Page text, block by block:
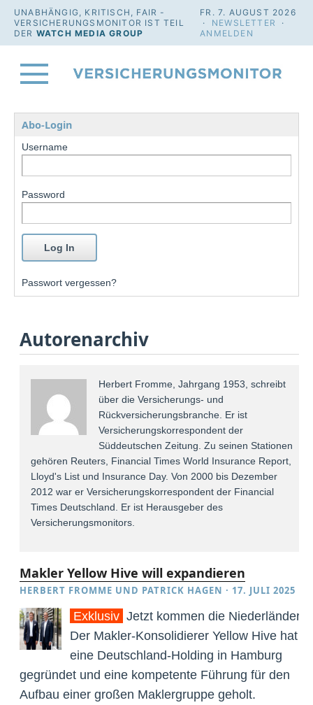
UNABHÄNGIG, KRITISCH, FAIR -
VERSICHERUNGSMONITOR IST TEIL
DER WATCH MEDIA GROUP
FR. 7. AUGUST 2026
· NEWSLETTER
·
ANMELDEN
Abo-Login
Username
Password
Passwort vergessen?
Autorenarchiv
Herbert Fromme, Jahrgang 1953, schreibt
über die Versicherungs- und
Rückversicherungsbranche. Er ist
Versicherungskorrespondent der
Süddeutschen Zeitung. Zu seinen Stationen
gehören Reuters, Financial Times World Insurance Report,
Lloyd's List und Insurance Day. Von 2000 bis Dezember
2012 war er Versicherungskorrespondent der Financial
Times Deutschland. Er ist Herausgeber des
Versicherungsmonitors.
Makler Yellow Hive will expandieren
HERBERT FROMME UND PATRICK HAGEN · 17. JULI 2025
Exklusiv Jetzt kommen die Niederländer:
Der Makler-Konsolidierer Yellow Hive hat
eine Deutschland-Holding in Hamburg
gegründet und eine kompetente Führung für den
Aufbau einer großen Maklergruppe geholt.